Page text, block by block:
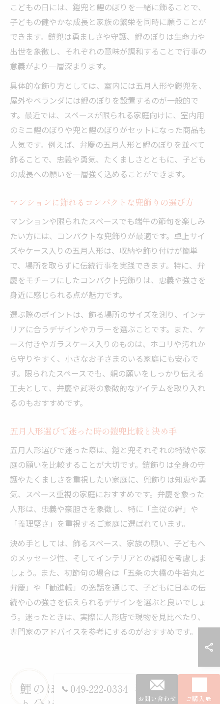
こどもの日には、鎧兜と鯉のぼりを一緒に飾ることで、
子どもの健やかな成長と家族の繁栄を同時に願うことが
できます。鎧兜は勇ましさや守護、鯉のぼりは生命力や
出世を象徴し、それぞれの意味が調和することで行事の
意義がより一層深まります。
具体的な飾り方としては、室内には五月人形や鎧兜を、
屋外やベランダには鯉のぼりを設置するのが一般的で
す。最近では、スペースが限られる家庭向けに、室内用
のミニ鯉のぼりや兜と鯉のぼりがセットになった商品も
人気です。例えば、弁慶の五月人形と鯉のぼりを並べて
飾ることで、忠義や勇気、たくましさとともに、子ども
の成長への願いを一層強く込めることができます。
マンションに飾れるコンパクトな兜飾りの選び方
マンションや限られたスペースでも端午の節句を楽しみ
たい方には、コンパクトな兜飾りが最適です。卓上サイ
ズやケース入りの五月人形は、収納や飾り付けが簡単
で、場所を取らずに伝統行事を実践できます。特に、弁
慶をモチーフにしたコンパクト兜飾りは、忠義や強さを
身近に感じられる点が魅力です。
選ぶ際のポイントは、飾る場所のサイズを測り、インテ
リアに合うデザインやカラーを選ぶことです。また、ケ
ース付きやガラスケース入りのものは、ホコリや汚れか
ら守りやすく、小さなお子さまのいる家庭にも安心で
す。限られたスペースでも、親の願いをしっかり伝える
工夫として、弁慶や武将の象徴的なアイテムを取り入れ
るのもおすすめです。
五月人形選びで迷った時の鎧兜比較と決め手
五月人形選びで迷った際は、鎧と兜それぞれの特徴や家
庭の願いを比較することが大切です。鎧飾りは全身の守
護やたくましさを重視したい家庭に、兜飾りは知恵や勇
気、スペース重視の家庭におすすめです。弁慶を象った
人形は、忠義や豪胆さを象徴し、特に「主従の絆」や
「義理堅さ」を重視するご家庭に選ばれています。
決め手としては、飾るスペース、家族の願い、子どもへ
のメッセージ性、そしてインテリアとの調和を考慮しま
しょう。また、初節句の場合は「五条の大橋の牛若丸と
弁慶」や「勧進帳」の逸話を通じて、子どもに日本の伝
統や心の強さを伝えられるデザインを選ぶと良いでしょ
う。迷ったときは、実際に人形店で現物を見比べたり、
専門家のアドバイスを参考にするのがおすすめです。
鯉のぼりと五月人形の違いと飾
049-222-0334
お問い合わせ ご購入